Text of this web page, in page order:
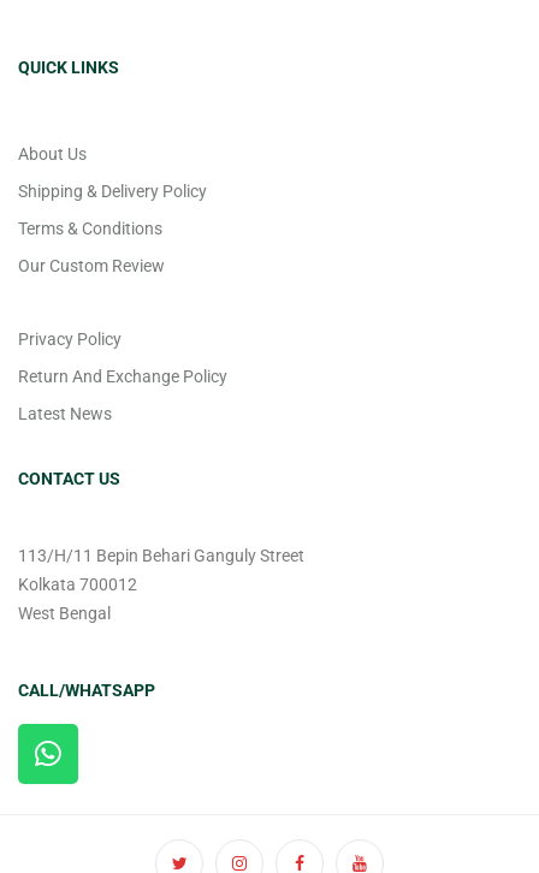
QUICK LINKS
About Us
Shipping & Delivery Policy
Terms & Conditions
Our Custom Review
Privacy Policy
Return And Exchange Policy
Latest News
CONTACT US
113/H/11 Bepin Behari Ganguly Street
Kolkata 700012
West Bengal
CALL/WHATSAPP